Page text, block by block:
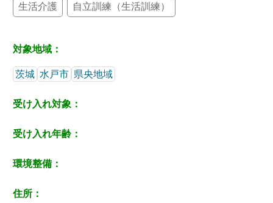
生活介護 自立訓練（生活訓練）
対象地域：
茨城 水戸市 県央地域
受け入れ対象：
受け入れ年齢：
環境整備：
住所：